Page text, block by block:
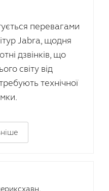
перевагами
Jabra, щодня
дзвінків, що
світу від
технічної